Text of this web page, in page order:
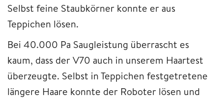
Selbst feine Staubkörner konnte er aus
Teppichen lösen.
Bei 40.000 Pa Saugleistung überrascht es
kaum, dass der V70 auch in unserem Haartest
überzeugte. Selbst in Teppichen festgetretene
längere Haare konnte der Roboter lösen und